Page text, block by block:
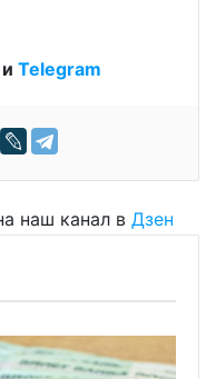
и Telegram
наш канал в Дзен